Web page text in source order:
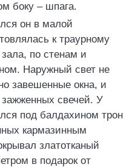
боку – шпага.
он в малой
к траурному
по стенам и
Наружный свет не
завешенные окна, и
свечей. У
под балдахином трон
кармазинным
златотканый
в подарок от